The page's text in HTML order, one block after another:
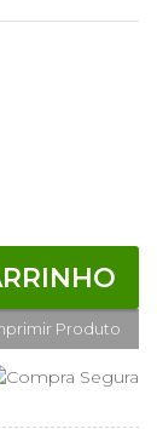
Produto